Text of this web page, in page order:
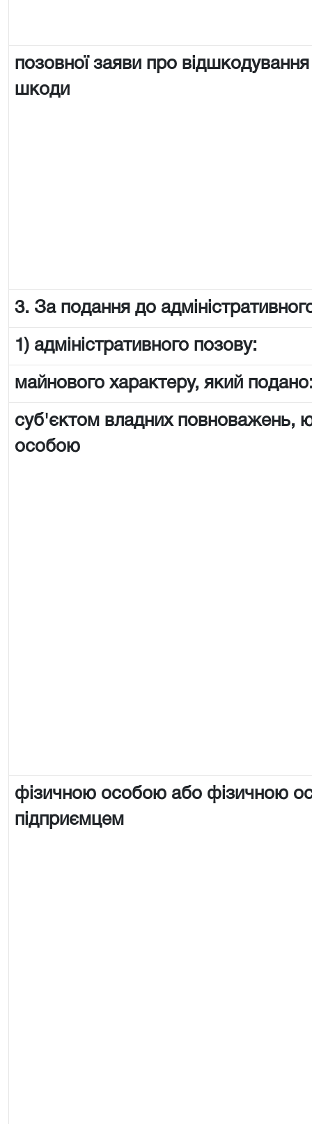
позовної заяви про
шкоди
3. За подання до
1) адміністративного позову:
майнового характеру, який
суб'єктом владних повноважень,
особою
фізичною особою або фізичною
підприємцем